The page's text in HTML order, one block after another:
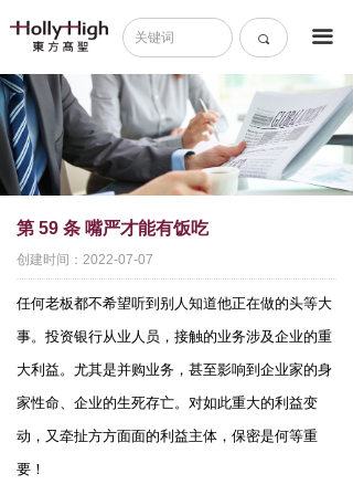
끠 끀
首页
关于我们
成功案例
核心业务
新闻中心
《交易59条》
联系我们
任何老板都不希望听到别人知道他正在做的头等大
事。投资银行从业人员，接触的业务涉及企业的重
大利益。尤其是并购业务，甚至影响到企业家的身
家性命、企业的生死存亡。对如此重大的利益变
动，又牵扯方方面面的利益主体，保密是何等重
要！
第 59 条 嘴严才能有饭吃
创建时间： 2022-07-07